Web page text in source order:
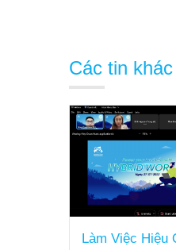
Các tin khác
Việc Hiệu Qủa Tại Văn